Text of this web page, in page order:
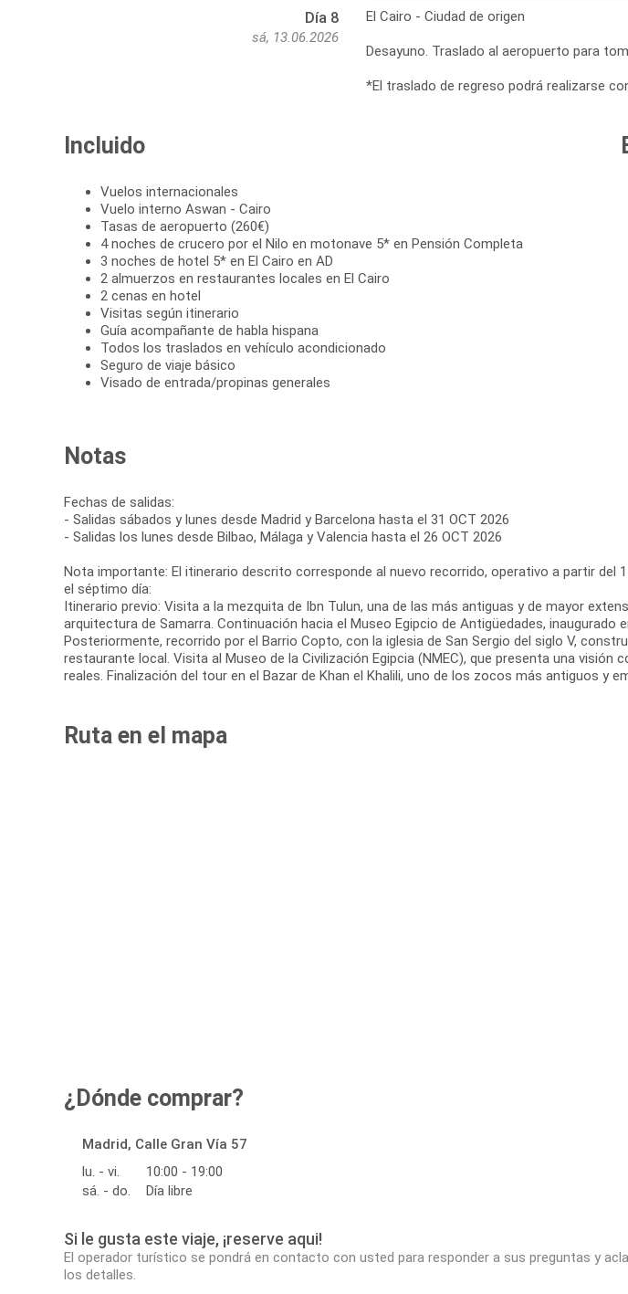
Día 8
sá, 13.06.2026
El Cairo - Ciudad de origen
Desayuno. Traslado al aeropuerto para
*El traslado de regreso podrá realizarse
Incluido
Vuelos internacionales
Vuelo interno Aswan - Cairo
Tasas de aeropuerto (260€)
4 noches de crucero por el Nilo en motonave 5* en Pensión Completa
3 noches de hotel 5* en El Cairo en AD
2 almuerzos en restaurantes locales en El Cairo
2 cenas en hotel
Visitas según itinerario
Guía acompañante de habla hispana
Todos los traslados en vehículo acondicionado
Seguro de viaje básico
Visado de entrada/propinas generales
Notas
Fechas de salidas:
- Salidas sábados y lunes desde Madrid y Barcelona hasta el 31 OCT 2026
- Salidas los lunes desde Bilbao, Málaga y Valencia hasta el 26 OCT 2026
Nota importante: El itinerario descrito corresponde al nuevo recorrido, operativo a partir
el séptimo día:
Itinerario previo: Visita a la mezquita de Ibn Tulun, una de las más antiguas y de mayor
arquitectura de Samarra. Continuación hacia el Museo Egipcio de Antigüedades,
Posteriormente, recorrido por el Barrio Copto, con la iglesia de San Sergio del siglo V,
restaurante local. Visita al Museo de la Civilización Egipcia (NMEC), que presenta una
reales. Finalización del tour en el Bazar de Khan el Khalili, uno de los zocos más antiguos y
Ruta en el mapa
¿Dónde comprar?
Madrid, Calle Gran Vía 57
lu. - vi.
10:00 - 19:00
sá. - do.
Día libre
Si le gusta este viaje, ¡reserve aqui!
El operador turístico se pondrá en contacto con usted para responder a sus preguntas y
los detalles.